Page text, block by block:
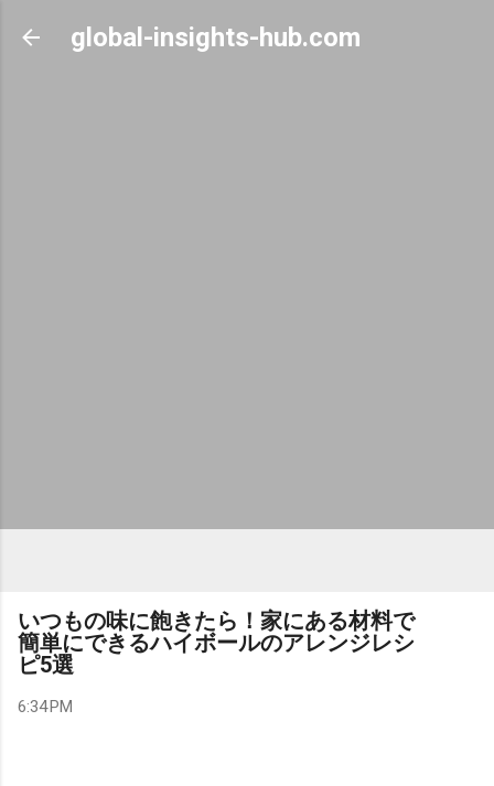
Skip to main content
global-insights-hub.com
いつもの味に飽きたら！家にある材料で
簡単にできるハイボールのアレンジレシ
ピ5選
6:34 PM